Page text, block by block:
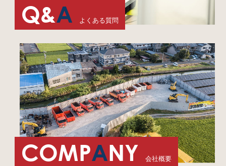
Q&A よくある質問
COMPANY 会社概要